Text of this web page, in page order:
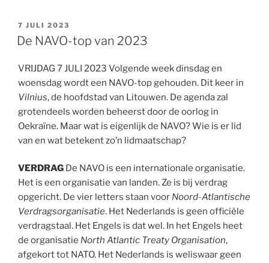
GEPLAATST
OP
7 JULI 2023
De NAVO-top van 2023
VRIJDAG 7 JULI 2023 Volgende week dinsdag en
woensdag wordt een NAVO-top gehouden. Dit keer in
Vilnius, de hoofdstad van Litouwen. De agenda zal
grotendeels worden beheerst door de oorlog in
Oekraïne. Maar wat is eigenlijk de NAVO? Wie is er lid
van en wat betekent zo’n lidmaatschap?
VERDRAG De NAVO is een internationale organisatie.
Het is een organisatie van landen. Ze is bij verdrag
opgericht. De vier letters staan voor Noord-Atlantische
Verdragsorganisatie. Het Nederlands is geen officiële
verdragstaal. Het Engels is dat wel. In het Engels heet
de organisatie North Atlantic Treaty Organisation,
afgekort tot NATO. Het Nederlands is weliswaar geen